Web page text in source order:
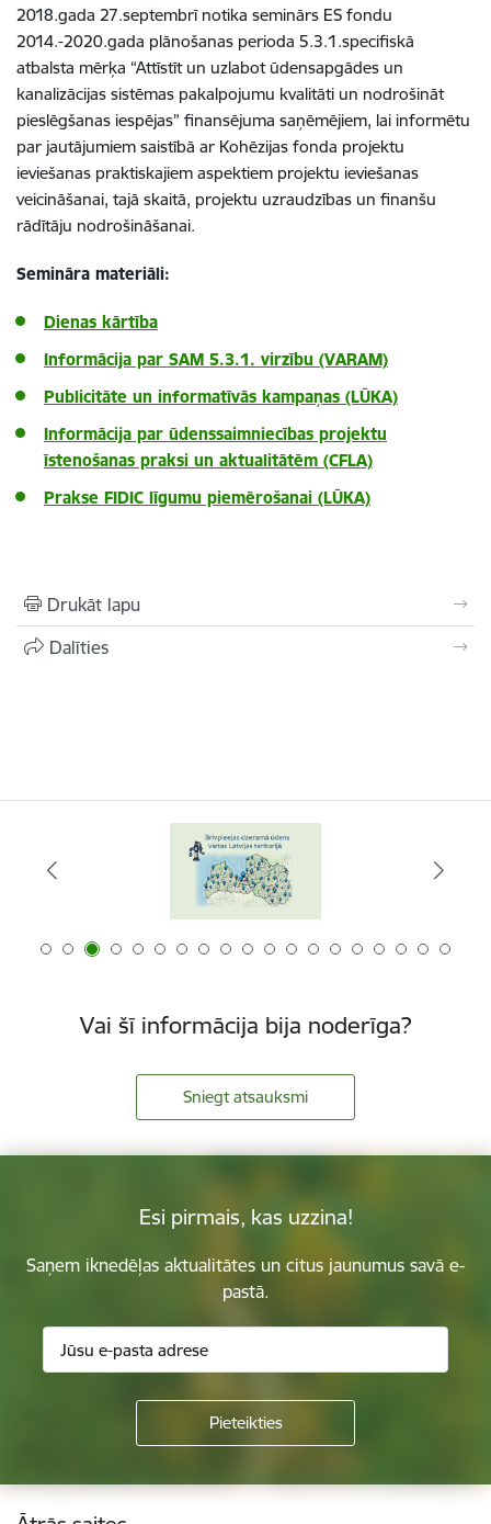
2018.gada 27.septembrī notika seminārs ES fondu
2014.-2020.gada plānošanas perioda 5.3.1.specifiskā
atbalsta mērķa “Attīstīt un uzlabot ūdensapgādes un
kanalizācijas sistēmas pakalpojumu kvalitāti un nodrošināt
pieslēgšanas iespējas” finansējuma saņēmējiem, lai informētu
par jautājumiem saistībā ar Kohēzijas fonda projektu
ieviešanas praktiskajiem aspektiem projektu ieviešanas
veicināšanai, tajā skaitā, projektu uzraudzības un finanšu
rādītāju nodrošināšanai.
Semināra materiāli:
Dienas kārtība
Informācija par SAM 5.3.1. virzību (VARAM)
Publicitāte un informatīvās kampaņas (LŪKA)
Informācija par ūdenssaimniecības projektu
īstenošanas praksi un aktualitātēm (CFLA)
Prakse FIDIC līgumu piemērošanai (LŪKA)
Drukāt lapu
Dalīties
Vai šī informācija bija noderīga?
Sniegt atsauksmi
Esi pirmais, kas uzzina!
Saņem iknedēļas aktualitātes un citus jaunumus savā e-
pastā.
Kājene